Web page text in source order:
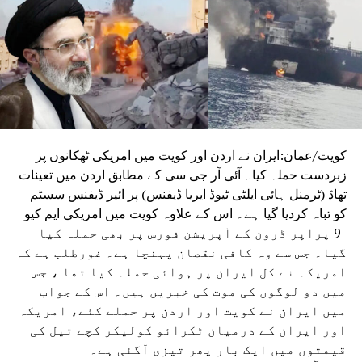
کا کہنا ہے کہ حالات مزید بگڑے تو قیمت 100 ڈالر سے اوپر
جاسکتی ہے۔ ادھر ایران نے دو ٹوک کہا ہے کہ ہماری
اجازت کے بغیر آبنائے ہرمز سے کوئی جہاز نہیں
گزر سکتا ۔ ایران نے دعویٰ کیا ہے کہ آبنائے ہرمز
کے ارد گرد تمام بحری راستوں پر ایران کا کنٹرول
ادھر ایران کی خلیجی ملکوں پر حملے کے پیش نظر ہندوستانی
شہریوں کو ایک خوف لاحق ہوگئی ہے ۔دبئی میں ایرانی
اسپتال بند ہونے سے وہاں 130 سے زائد کام کرنے والے
ہندوستانی شہریوں کو ہرممکن مدد دی جارہی ہے۔
کویت/عمان:ایران نے اردن اور کویت میں امریکی ٹھکانوں پر
زبردست حملہ کیا۔ آئی آر جی سی کے مطابق اردن میں تعینات
تھاڈ (ٹرمنل ہائی ایلٹی ٹیوڈ ایریا ڈیفنس) پر ائیر ڈیفنس سسٹم
کو تباہ کردیا گیا ہے۔ اس کے علاوہ کویت میں امریکی ایم کیو
-9 پراپر ڈرون کے آپریشن فورس پر بھی حملہ کیا
گیا۔ جس سے وہ کافی نقصان پہنچا ہے۔ غورطلب ہے کہ
امریکہ نے کل ایران پر ہوائی حملہ کیا تھا ، جس
میں دو لوگوں کی موت کی خبریں ہیں۔ اس کے جواب
میں ایران نے کویت اور اردن پر حملے کئے، امریکہ
اور ایران کے درمیان ٹکرائو کولیکر کچے تیل کی
قیمتوں میں ایک بار پھر تیزی آگئی ہے۔